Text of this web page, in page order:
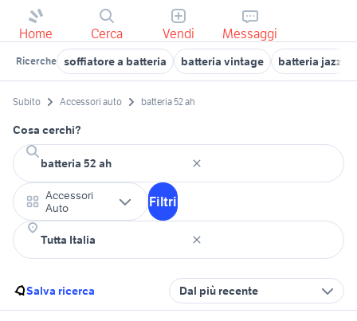
Home Cerca Vendi Messaggi
Ricerche soffiatore a batteria batteria vintage batteria jazz
Subito Accessori auto batteria 52 ah
Cosa cerchi?
Accessori
Auto
Filtri
Salva ricerca Dal più recente